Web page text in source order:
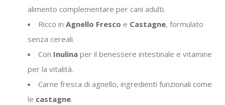
alimento complementare per cani adulti.
Ricco in Agnello Fresco e Castagne, formulato
senza cereali.
Con Inulina per il benessere intestinale e vitamine
per la vitalità.
Carne fresca di agnello, ingredienti funzionali come
le castagne.